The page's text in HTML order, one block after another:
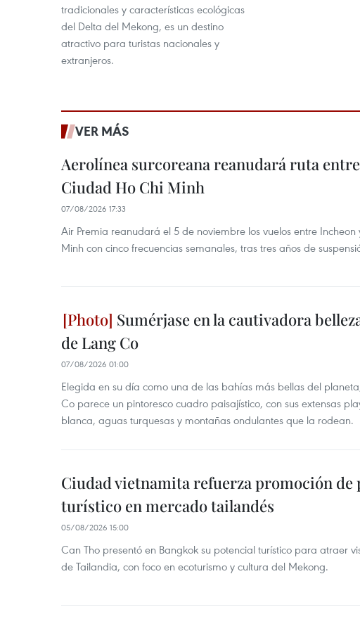
tradicionales y características ecológicas
del Delta del Mekong, es un destino
atractivo para turistas nacionales y
extranjeros.
VER MÁS
Aerolínea surcoreana reanudará ruta
Ciudad Ho Chi Minh
07/08/2026 17:33
Air Premia reanudará el 5 de noviembre los vuelos entre
Minh con cinco frecuencias semanales, tras tres años de
Sumérjase en la cautivadora
de Lang Co
07/08/2026 01:00
Elegida en su día como una de las bahías más bellas del
Co parece un pintoresco cuadro paisajístico, con sus extensas
blanca, aguas turquesas y montañas ondulantes que la rodean.
Ciudad vietnamita refuerza promoción de
turístico en mercado tailandés
05/08/2026 15:00
Can Tho presentó en Bangkok su potencial turístico para atraer
de Tailandia, con foco en ecoturismo y cultura del Mekong.